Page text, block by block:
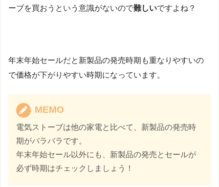
ーブを買おうという意識がないので難しいですよね？
年末年始セールだと新製品の発売時期も重なりやすいの
で価格が下がりやすい時期になっています。
MEMO
電気ストーブは他の家電と比べて、新製品の発売時
期がバラバラです。
年末年始セール以外にも、新製品の発売とセールが
必ず時期はチェックしましょう！